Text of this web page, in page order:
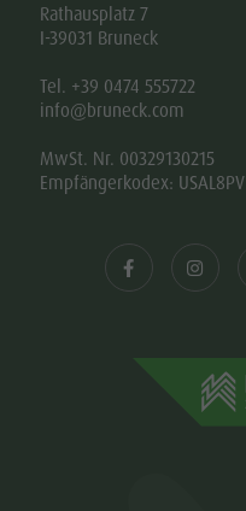
Rathausplatz 7
I-39031 Bruneck
Tel. +39 0474 555722
info@bruneck.com
MwSt. Nr. 00329130215
Empfängerkodex: USAL8PV